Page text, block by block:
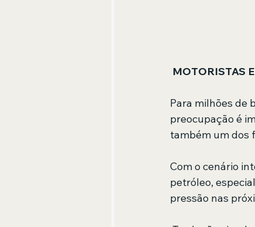
MOTORISTAS
Para milhões de
preocupação é
também um dos
Com o cenário
petróleo,
pressão nas